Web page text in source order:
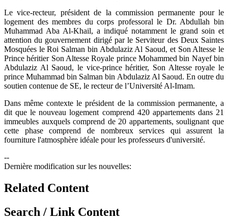
Le vice-recteur, président de la commission permanente pour le
logement des membres du corps professoral le Dr. Abdullah bin
Muhammad Aba Al-Khail, a indiqué notamment le grand soin et
attention du gouvernement dirigé par le Serviteur des Deux Saintes
Mosquées le Roi Salman bin Abdulaziz Al Saoud, et Son Altesse le
Prince héritier Son Altesse Royale prince Mohammed bin Nayef bin
Abdulaziz Al Saoud, le vice-prince héritier, Son Altesse royale le
prince Muhammad bin Salman bin Abdulaziz Al Saoud. En outre du
soutien contenue de SE, le recteur de l’Université Al-Imam.
Dans même contexte le président de la commission permanente, a
dit que le nouveau logement comprend 420 appartements dans 21
immeubles auxquels comprend de 20 appartements, soulignant que
cette phase comprend de nombreux services qui assurent la
fourniture l'atmosphère idéale pour les professeurs d'université.
--
Dernière modification sur les nouvelles:
Related Content
Search / Link Content